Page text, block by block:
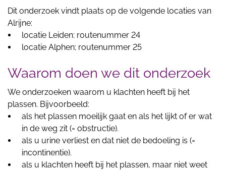
Dit onderzoek vindt plaats op de volgende locaties van
Alrijne:
locatie Leiden: routenummer 24
locatie Alphen; routenummer 25
Waarom doen we dit onderzoek
We onderzoeken waarom u klachten heeft bij het
plassen. Bijvoorbeeld:
als het plassen moeilijk gaat en als het lijkt of er wat
in de weg zit (= obstructie).
als u urine verliest en dat niet de bedoeling is (=
incontinentie).
als u klachten heeft bij het plassen, maar niet weet